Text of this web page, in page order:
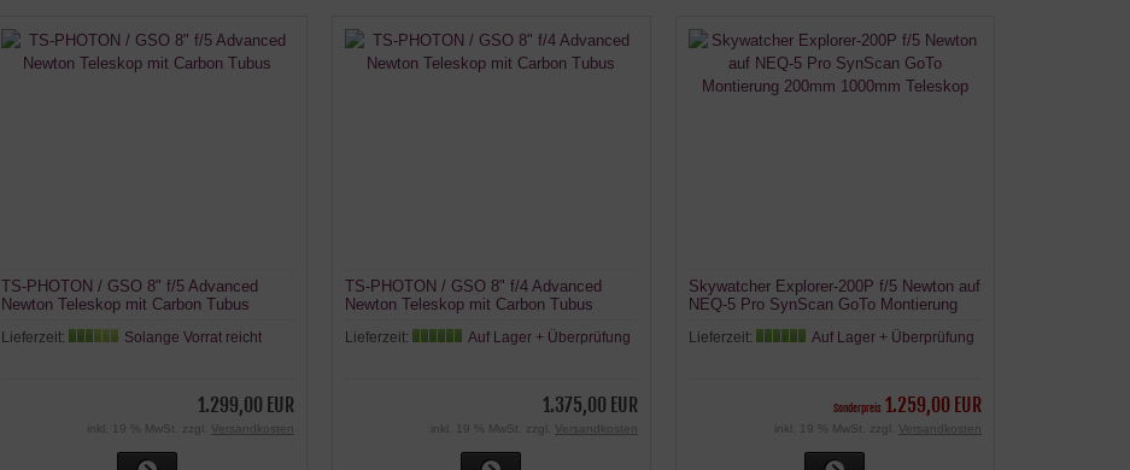
TS-PHOTON / GSO 8" f/5 Advanced
Newton Teleskop mit Carbon Tubus
Lieferzeit: Solange Vorrat reicht
1.299,00 EUR
inkl. 19 % MwSt. zzgl. Versandkosten
TS-PHOTON / GSO 8" f/4 Advanced
Newton Teleskop mit Carbon Tubus
Lieferzeit: Auf Lager + Überprüfung
1.375,00 EUR
inkl. 19 % MwSt. zzgl. Versandkosten
Skywatcher Explorer-200P f/5 Newton auf
NEQ-5 Pro SynScan GoTo Montierung
Lieferzeit: Auf Lager + Überprüfung
Sonderpreis 1.259,00 EUR
inkl. 19 % MwSt. zzgl. Versandkosten